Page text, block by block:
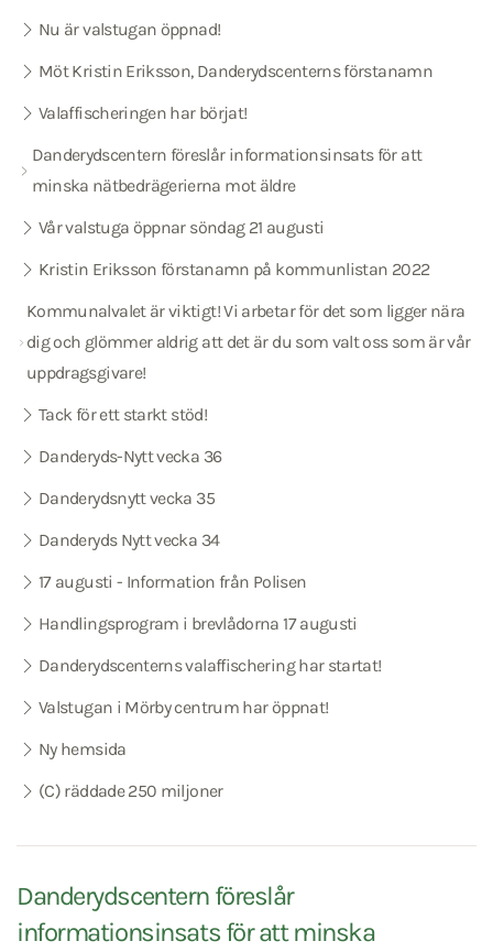
Nu är valstugan öppnad!
Möt Kristin Eriksson, Danderydscenterns förstanamn
Valaffischeringen har börjat!
Danderydscentern föreslår informationsinsats för att
minska nätbedrägerierna mot äldre
Vår valstuga öppnar söndag 21 augusti
Kristin Eriksson förstanamn på kommunlistan 2022
Kommunalvalet är viktigt! Vi arbetar för det som ligger nära
dig och glömmer aldrig att det är du som valt oss som är vår
uppdragsgivare!
Tack för ett starkt stöd!
Danderyds-Nytt vecka 36
Danderydsnytt vecka 35
Danderyds Nytt vecka 34
17 augusti - Information från Polisen
Handlingsprogram i brevlådorna 17 augusti
Danderydscenterns valaffischering har startat!
Valstugan i Mörby centrum har öppnat!
Ny hemsida
(C) räddade 250 miljoner
Danderydscentern föreslår
informationsinsats för att minska